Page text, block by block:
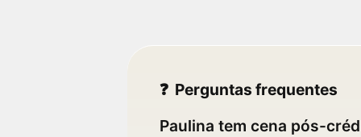
Perguntas frequentes
Paulina tem cena pós-